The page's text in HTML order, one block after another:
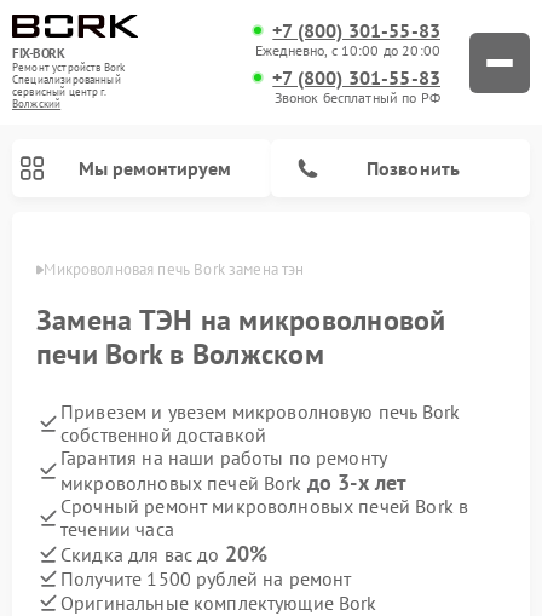
FIX-BORK
Ремонт устройств Bork
Специализированный
cервисный центр г.
Волжский
+7 (800) 301-55-83
Ежедневно, с 10:00 до 20:00
+7 (800) 301-55-83
Звонок бесплатный по РФ
Мы ремонтируем Позвонить
Микроволновая печь Bork замена тэн
Замена ТЭН на микроволновой
печи Bork в Волжском
Привезем и увезем микроволновую печь Bork
собственной доставкой
Гарантия на наши работы по ремонту
микроволновых печей Bork до 3-х лет
Срочный ремонт микроволновых печей Bork в
течении часа
Скидка для вас до 20%
Получите 1500 рублей на ремонт
Оригинальные комплектующие Bork